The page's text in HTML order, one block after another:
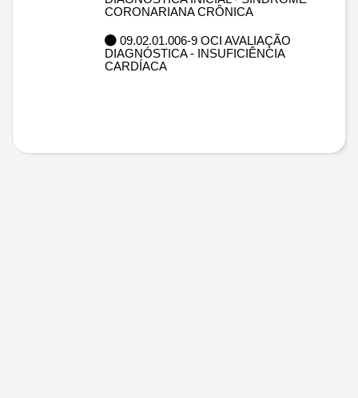
CORONARIANA CRÔNICA
09.02.01.006-9 OCI AVALIAÇÃO
DIAGNÓSTICA - INSUFICIÊNCIA
CARDÍACA